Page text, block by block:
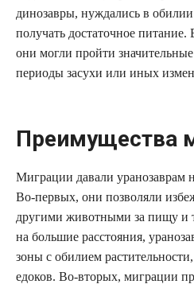
динозавры, нуждались в
получать достаточное
они могли пройти
периоды засухи или иных
Преимущества
Миграции давали уранозаврам
Во-первых, они позволяли
другими животными за пищу и
на большие расстояния,
зоны с обилием
едоков. Во-вторых, миграции